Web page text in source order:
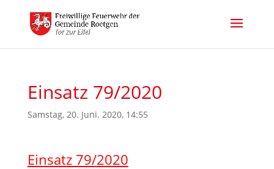
Einsatz 79/2020
Samstag, 20. Juni. 2020, 14:55
Einsatz 79/2020